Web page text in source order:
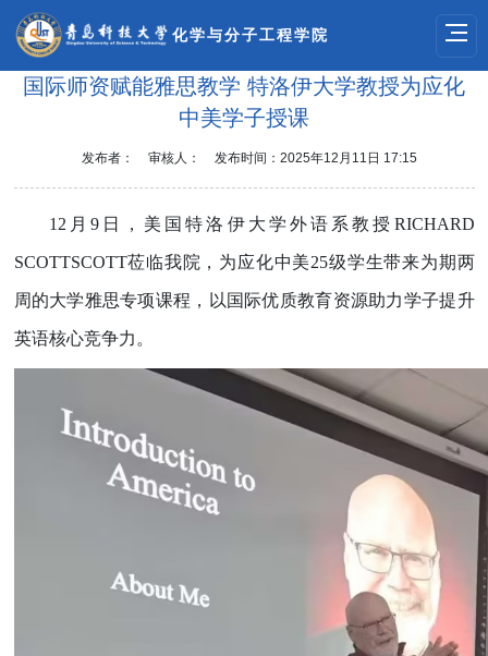
化学与分子工程学院
国际师资赋能雅思教学 特洛伊大学教授为应化
中美学子授课
发布者： 审核人： 发布时间：2025年12月11日 17:15
12 月 9日，美国特洛伊大学外语系教授 RICHARD
SCOTTSCOTT莅临我院，为应化中美25级学生带来为期两
周的大学雅思专项课程，以国际优质教育资源助力学子提升
英语核心竞争力。